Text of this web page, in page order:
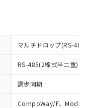
マルチドロップ(RS-485)
RS-485(2線式半二重)
調歩同期
CompoWay/F、Modbus
ている法人を
準）
有を証明す
を証明する
の期間は出
とから備考